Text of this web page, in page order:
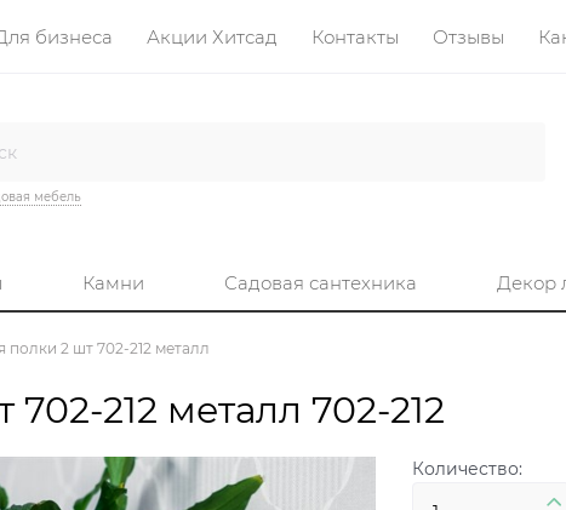
бизнеса Акции Хитсад Контакты Отзывы
мебель
Камни Садовая сантехника Декор
2 шт 702-212 металл
212 металл 702-212
Количество: